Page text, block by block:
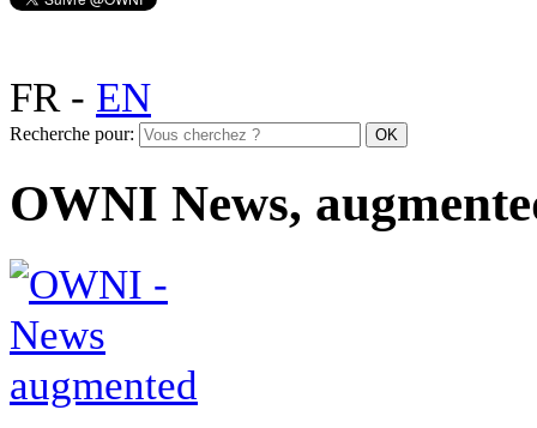
FR- EN
Recherche pour:
OWNI News,